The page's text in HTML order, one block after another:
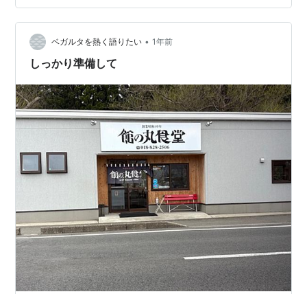
ハットトリック！ 絶好調ですね。 次節もきっと活躍間違
いなし！ガンバレ！心！！！ 【対戦】ベガルタ仙台 vs
コバルトーレ女川5-0(4…
ベガルタを熱く語りたい • 1年前
しっかり準備して